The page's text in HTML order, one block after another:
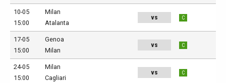
10-05
15:00
Milan
Atalanta
vs C
17-05
15:00
Genoa
Milan
vs C
24-05
15:00
Milan
Cagliari
vs C